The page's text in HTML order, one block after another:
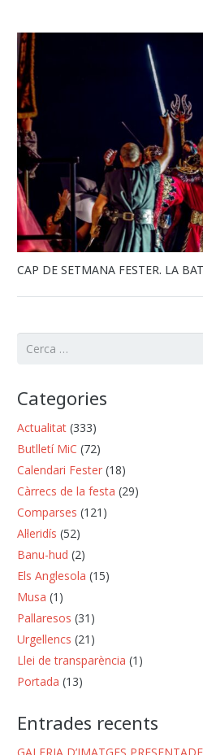
CAP DE SETMANA FESTER. LA
Cerca:
Categories
Actualitat (333)
Butlletí MiC (72)
Calendari Fester (18)
Càrrecs de la festa (29)
Comparses (121)
Al·leridís (52)
Banu-hud (2)
Els Anglesola (15)
Musa (1)
Pallaresos (31)
Urgellencs (21)
Llei de transparència (1)
Portada (13)
Entrades recents